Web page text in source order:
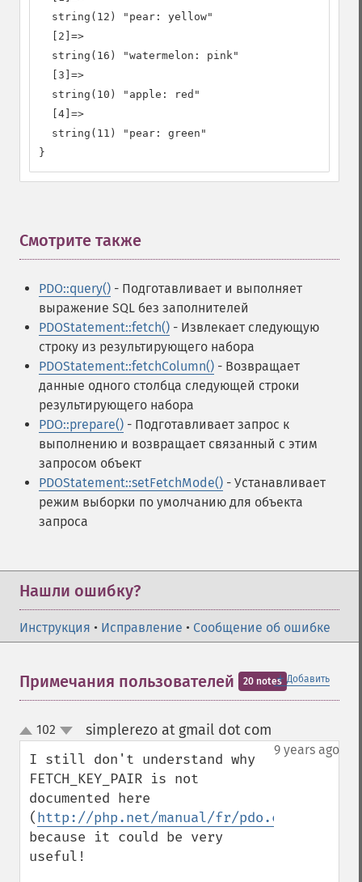
  string(12) "pear: yellow"
  [2]=>
  string(16) "watermelon: pink"
  [3]=>
  string(10) "apple: red"
  [4]=>
  string(11) "pear: green"
}
Смотрите также
PDO::query() - Подготавливает и выполняет
выражение SQL без заполнителей
PDOStatement::fetch() - Извлекает следующую
строку из результирующего набора
PDOStatement::fetchColumn() - Возвращает
данные одного столбца следующей строки
результирующего набора
PDO::prepare() - Подготавливает запрос к
выполнению и возвращает связанный с этим
запросом объект
PDOStatement::setFetchMode() - Устанавливает
режим выборки по умолчанию для объекта
запроса
Нашли ошибку?
Инструкция • Исправление • Сообщение об ошибке
＋Добавить
Примечания пользователей 20 notes
up
down
102 simplerezo at gmail dot com
9 years ago
I still don't understand why
FETCH_KEY_PAIR is not
documented here
(http://php.net/manual/fr/
because it could be very
useful!